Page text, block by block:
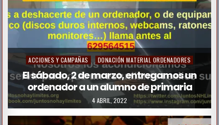
ACCIONES Y CAMPAÑAS DONACIÓN MATERIAL ORDENADORES
El sábado, 2 de marzo, entregamos un
ordenador a un alumno de primaria
4 ABRIL, 2022